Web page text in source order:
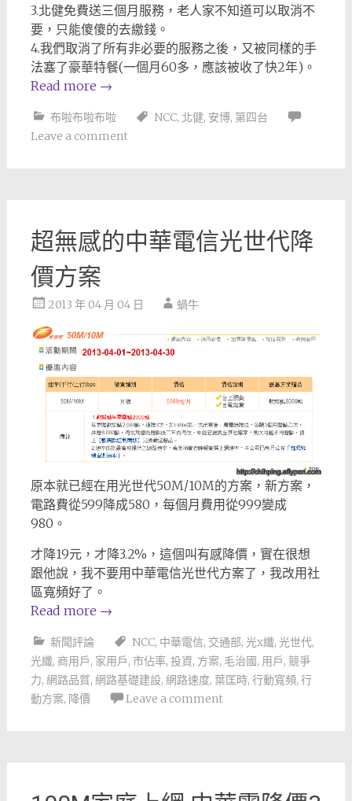
3.北健免費送三個月服務，老人家不知道可以取消不
要，只能傻傻的去繳錢。
4.我們取消了所有非必要的服務之後，又被同樣的手
法塞了豪華特餐(一個月60多，應該被收了快2年)。
Read more →
布啦布啦布啦 NCC, 北健, 安博, 第四台
Leave a comment
超無感的中華電信光世代降
價方案
2013 年 04 月 04 日 蝸牛
原本就已經在用光世代50M/10M的方案，新方案，
電路費從599降成580，每個月費用從999變成
980。
才降19元，才降3.2%，這個叫有感降價，實在很想
跟他說，我不要用中華電信光世代方案了，我改用社
區寬頻好了。
Read more →
新聞評論 NCC, 中華電信, 交通部, 光x纖, 光世代,
光纖, 商用戶, 家用戶, 市佔率, 投資, 方案, 毛治國, 用戶, 競爭
力, 網路品質, 網路基礎建設, 網路速度, 葉匡時, 行動寬頻, 行
動方案, 降價 Leave a comment